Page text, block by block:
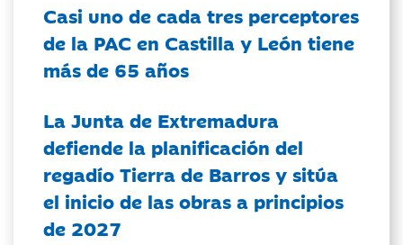
Casi uno de cada tres perceptores
de la PAC en Castilla y León tiene
más de 65 años
La Junta de Extremadura
defiende la planificación del
regadío Tierra de Barros y sitúa
el inicio de las obras a principios
de 2027